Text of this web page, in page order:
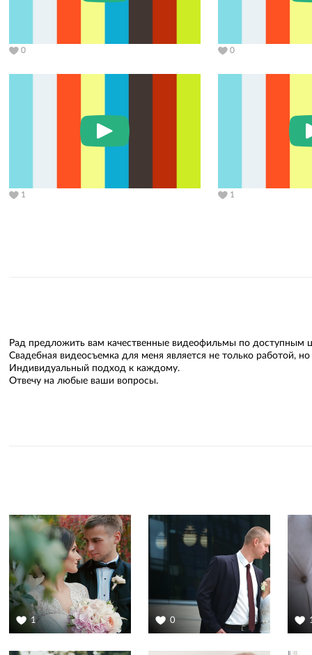
0 0
1 1
Рад предложить вам качественные видеофильмы по доступным
Свадебная видеосъемка для меня является не только
Индивидуальный подход к каждому.
Отвечу на любые ваши вопросы.
1 0